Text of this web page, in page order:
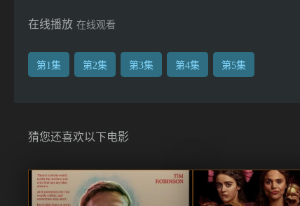
在线播放 在线观看
第1集 第2集 第3集 第4集 第5集
猜您还喜欢以下电影